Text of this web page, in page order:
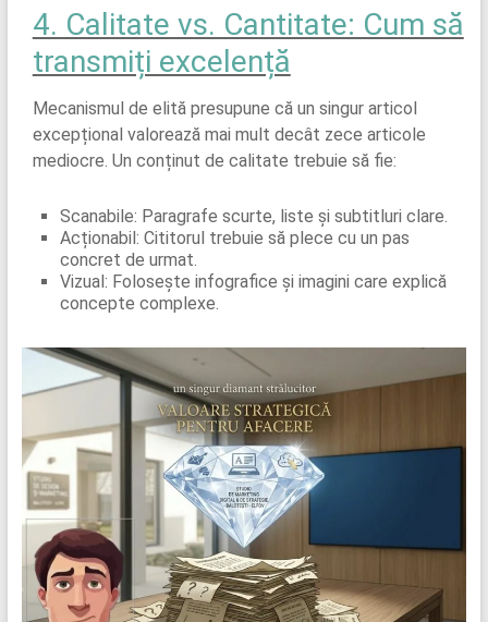
4. Calitate vs. Cantitate: Cum să
transmiți excelență
Mecanismul de elită presupune că un singur articol
excepțional valorează mai mult decât zece articole
mediocre. Un conținut de calitate trebuie să fie:
Scanabile: Paragrafe scurte, liste și subtitluri clare.
Acționabil: Cititorul trebuie să plece cu un pas
concret de urmat.
Vizual: Folosește infografice și imagini care explică
concepte complexe.